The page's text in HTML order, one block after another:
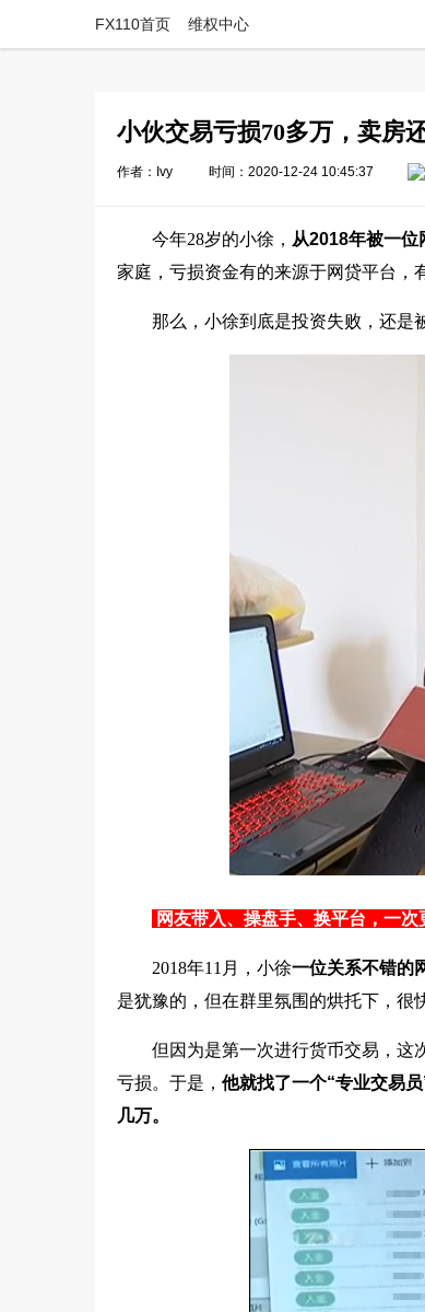
FX110首页 维权中心
小伙交易亏损70多万，卖房
作者：Ivy 时间：2020-12-24 10:45:37
今年28岁的小徐， 从2018年被一位
家庭，亏损资金有的来源于网贷平台，
那么，小徐到底是投资失败，还是
网友带入、操盘手、换平台，一次
2018年11月，小徐一位关系不错的
是犹豫的，但在群里氛围的烘托下，很
但因为是第一次进行货币交易，这
亏损。于是， 他就找了一个“专业交易
几万。